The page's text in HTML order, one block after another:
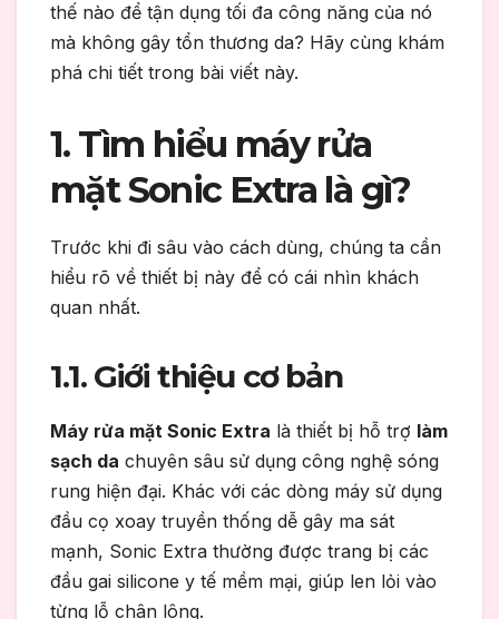
thế nào để tận dụng tối đa công năng của nó
mà không gây tổn thương da? Hãy cùng khám
phá chi tiết trong bài viết này.
1. Tìm hiểu máy rửa
mặt Sonic Extra là gì?
Trước khi đi sâu vào cách dùng, chúng ta cần
hiểu rõ về thiết bị này để có cái nhìn khách
quan nhất.
1.1. Giới thiệu cơ bản
Máy rửa mặt Sonic Extra là thiết bị hỗ trợ làm
sạch da chuyên sâu sử dụng công nghệ sóng
rung hiện đại. Khác với các dòng máy sử dụng
đầu cọ xoay truyền thống dễ gây ma sát
mạnh, Sonic Extra thường được trang bị các
đầu gai silicone y tế mềm mại, giúp len lỏi vào
từng lỗ chân lông.